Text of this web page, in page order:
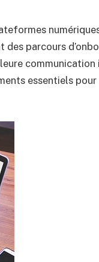
parcours
communication
essentiels